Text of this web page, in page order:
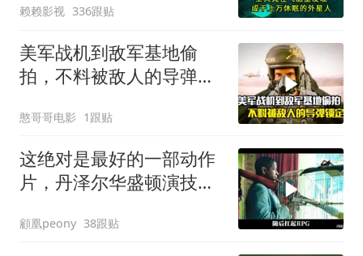
赖赖影视 336跟贴
美军战机到敌军基地偷
拍，不料被敌人的导弹锁
憨哥哥电影 1跟贴
这绝对是最好的一部动作
片，丹泽尔华盛顿演技出
顧凰peony 38跟贴